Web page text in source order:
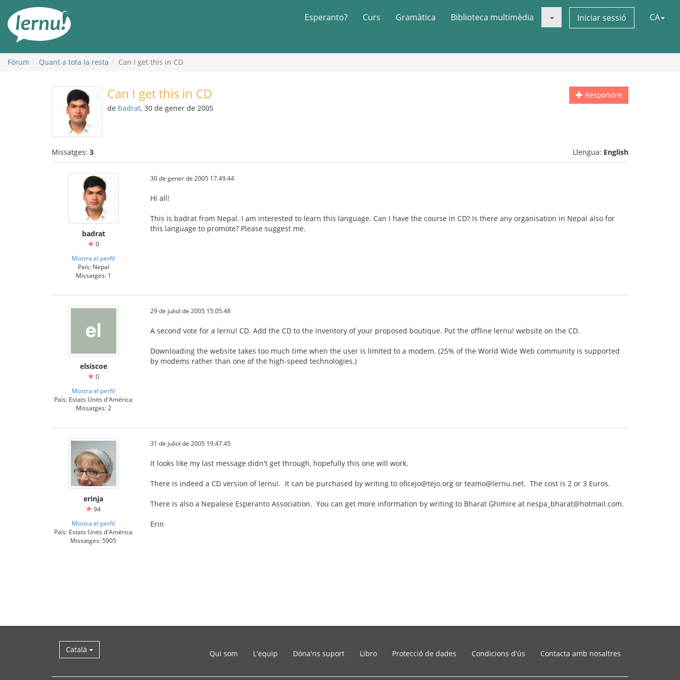
contingut
Esperanto? Curs Gramàtica Biblioteca multimèdia Iniciar sessió CA
Fòrum Quant a tota la resta Can I get this in CD
Respondre
Can I get this in CD
de badrat, 30 de gener de 2005
Missatges: 3 Llengua: English
badrat
0
Mostra el perfil
País: Nepal
Missatges: 1
30 de gener de 2005 17.49.44
Hi all!
This is badrat from Nepal. I am interested to learn this language. Can I have the course in CD? Is there any organisation in Nepal also for
this language to promote? Please suggest me.
elsiscoe
0
Mostra el perfil
País: Estats Units d'Amèrica
Missatges: 2
29 de juliol de 2005 15.05.48
A second vote for a lernu! CD. Add the CD to the inventory of your proposed boutique. Put the offline lernu! website on the CD.
Downloading the website takes too much time when the user is limited to a modem. (25% of the World Wide Web community is supported
by modems rather than one of the high-speed technologies.)
erinja
94
Mostra el perfil
País: Estats Units d'Amèrica
Missatges: 5905
31 de juliol de 2005 19.47.45
It looks like my last message didn't get through, hopefully this one will work.
There is indeed a CD version of lernu!. It can be purchased by writing to oficejo@tejo.org or teamo@lernu.net. The cost is 2 or 3 Euros.
There is also a Nepalese Esperanto Association. You can get more information by writing to Bharat Ghimire at nespa_bharat@hotmail.com.
Erin
Català Qui som L'equip Dóna'ns suport Libro Protecció de dades Condicions d'ús Contacta amb nosaltres